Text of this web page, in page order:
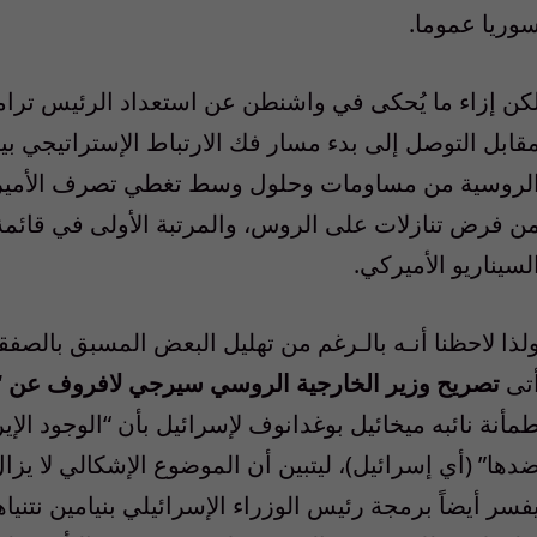
سوريا عموما.
لكن إزاء ما يُحكى في واشنطن عن استعداد الرئيس
مقابل التوصل إلى بدء مسار فك الارتباط
الروسية من مساومات وحلول وسط تغطي تصرف
من فرض تنازلات على الروس، والمرتبة الأولى في
السيناريو الأميركي.
ولذا لاحظنا أنـه بالـرغم من تهليل البعض المسبق
تصريح وزير الخارجية الروسي سيرجي لافروف عن
نائبه ميخائيل بوغدانوف لإسرائيل بأن
(أي إسرائيل)، ليتبين أن الموضوع الإشكالي لا
يفسر أيضاً برمجة رئيس الوزراء الإسرائيلي بنيامين